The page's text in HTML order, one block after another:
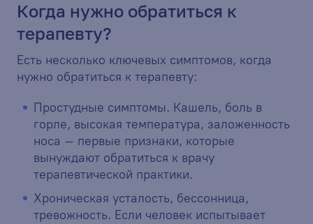
Когда нужно обратиться к
терапевту?
Есть несколько ключевых симптомов, когда
нужно обратиться к терапевту:
Простудные симптомы. Кашель, боль в
горле, высокая температура, заложенность
носа – первые признаки, которые
вынуждают обратиться к врачу
терапевтической практики.
Хроническая усталость, бессонница,
тревожность. Если человек испытывает